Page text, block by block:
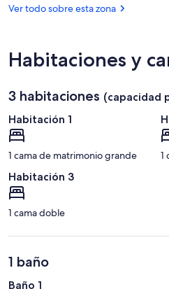
de
Ver todo sobre esta zona
Habitaciones y
3 habitaciones (capacidad
Habitación 1
1 cama de matrimonio grande 1
Habitación 3
1 cama doble
1 baño
Baño 1